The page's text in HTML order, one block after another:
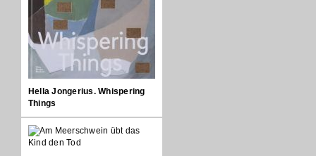
Hella Jongerius. Whispering
Things